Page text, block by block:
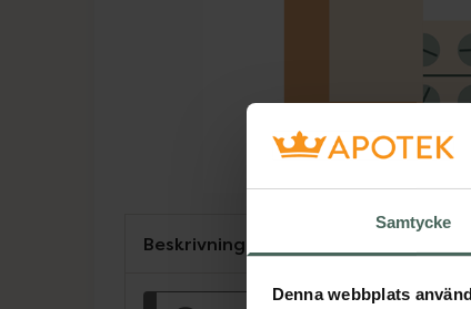
Samtycke
Denna webbplats
Beskrivning